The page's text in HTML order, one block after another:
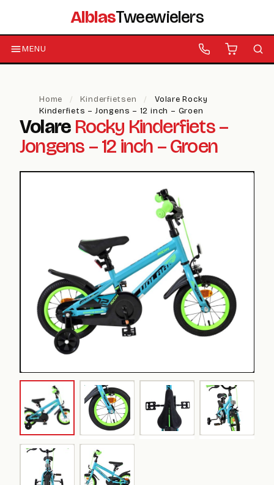
AlblasTweewielers
MENU
Home / Kinderfietsen /
Volare Rocky
Kinderfiets – Jongens – 12 inch – Groen
Volare Rocky Kinderfiets –
Jongens – 12 inch – Groen